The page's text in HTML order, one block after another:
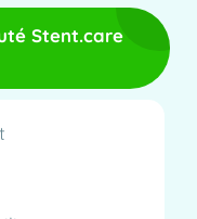
Stent.care